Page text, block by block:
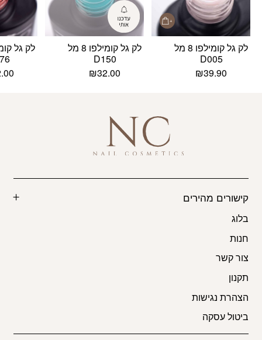
לק גל קומילפו 8 מל
D005
₪39.90
לק גל קומילפו 8 מל
D150
₪32.00
קישורים מהירים
בלוג
חנות
צור קשר
תקנון
הצהרת נגישות
ביטול עסקה